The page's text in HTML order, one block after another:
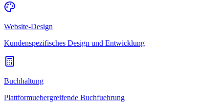
Website-Design
Kundenspezifisches Design und Entwicklung
Buchhaltung
Plattformuebergreifende Buchfuehrung